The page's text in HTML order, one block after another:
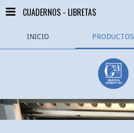
CUADERNOS - LIBRETAS
INICIO PRODUCTOS